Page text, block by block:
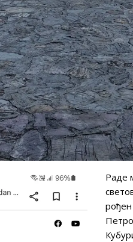
Раде
рођен